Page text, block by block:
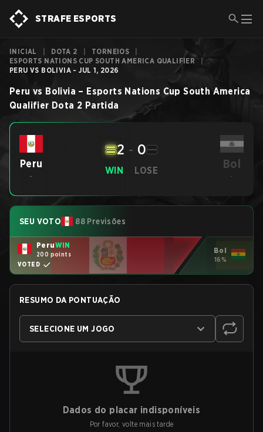
STRAFE ESPORTS
INICIAL DOTA 2 TORNEIOS
ESPORTS NATIONS CUP SOUTH AMERICA QUALIFIER
PERU VS BOLIVIA - JUL 1, 2026
Peru vs Bolivia – Esports Nations Cup South America
Qualifier Dota 2 Partida
Peru
-
WIN
2 - 0
LOSE Bol
-
SEU VOTO 88 Previsões
PeruWIN
200 points
VOTED
Bol
16%
RESUMO DA PONTUAÇÃO
SELECIONE UM JOGO
Dados do placar indisponíveis
Por favor, volte mais tarde